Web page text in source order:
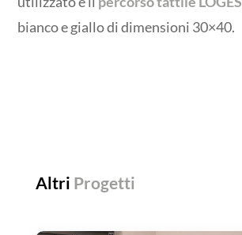
bianco e giallo di dimensioni 30×40.
Altri Progetti